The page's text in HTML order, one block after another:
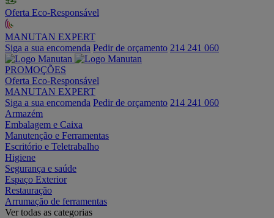
Oferta Eco-Responsável
MANUTAN EXPERT
Siga a sua encomenda Pedir de orçamento 214 241 060
PROMOÇÕES
Oferta Eco-Responsável
MANUTAN EXPERT
Siga a sua encomenda Pedir de orçamento 214 241 060
Armazém
Embalagem e Caixa
Manutenção e Ferramentas
Escritório e Teletrabalho
Higiene
Segurança e saúde
Espaço Exterior
Restauração
Arrumação de ferramentas
Ver todas as categorias